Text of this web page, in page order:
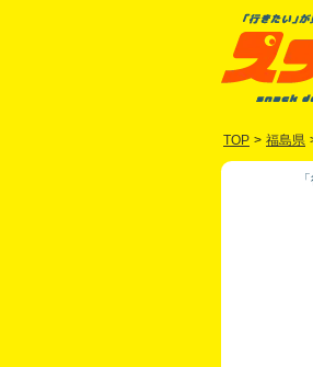
TOP > 福島県